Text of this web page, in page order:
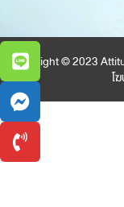
Copyright © 2023
โ